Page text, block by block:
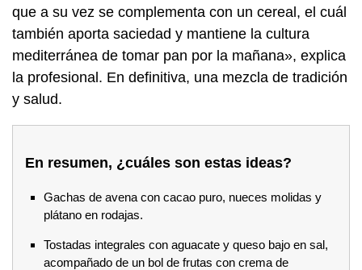
que a su vez se complementa con un cereal, el cuál
también aporta saciedad y mantiene la cultura
mediterránea de tomar pan por la mañana», explica
la profesional. En definitiva, una mezcla de tradición
y salud.
En resumen, ¿cuáles son estas ideas?
Gachas de avena con cacao puro, nueces molidas y
plátano en rodajas.
Tostadas integrales con aguacate y queso bajo en sal,
acompañado de un bol de frutas con crema de